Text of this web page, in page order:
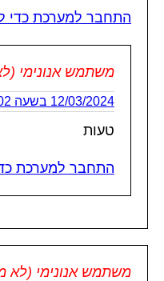
התחבר למערכת כדי
משתמש אנונימי
12/03/2024 בשעה 16:12:02
טעות
התחבר למערכת
משתמש אנונימי (לא